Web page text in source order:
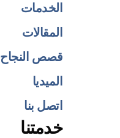
الخدمات
المقالات
قصص النجاح
الميديا
اتصل بنا
خدمتنا